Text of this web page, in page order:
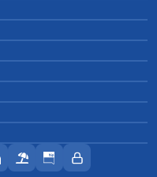
Facebook
w serwisie Instagram
w serwisie YouTube
Poznań w serwisie
AWF Poznań w
OśrodekBiuletynIntranet